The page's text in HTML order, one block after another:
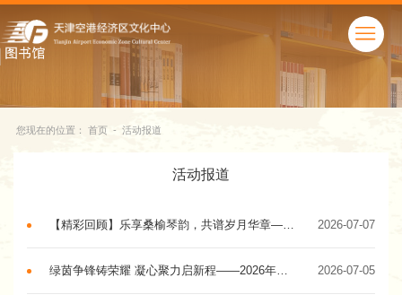
您现在的位置： 首页 - 活动报道
活动报道
2026-07-07
【精彩回顾】乐享桑榆琴韵，共谱岁月华章——中老年艺术培训班2025级钢琴班第三场班级汇演圆满落幕！
2026-07-05
绿茵争锋铸荣耀 凝心聚力启新程——2026年天津港保税区第十六届足球赛圆满闭幕